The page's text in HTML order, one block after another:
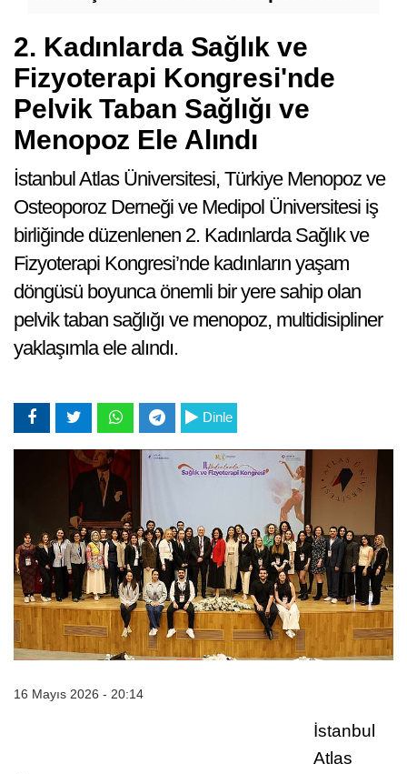
2. Kadınlarda Sağlık ve
Fizyoterapi Kongresi'nde
Pelvik Taban Sağlığı ve
Menopoz Ele Alındı
İstanbul Atlas Üniversitesi, Türkiye Menopoz ve
Osteoporoz Derneği ve Medipol Üniversitesi iş
birliğinde düzenlenen 2. Kadınlarda Sağlık ve
Fizyoterapi Kongresi’nde kadınların yaşam
döngüsü boyunca önemli bir yere sahip olan
pelvik taban sağlığı ve menopoz, multidisipliner
İstanbul